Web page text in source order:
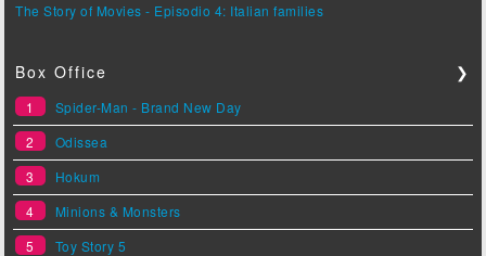
The Story of Movies - Episodio 4: Italian families
Box Office ❯
1
Spider-Man - Brand New Day
2
Odissea
3
Hokum
4
Minions & Monsters
5
Toy Story 5